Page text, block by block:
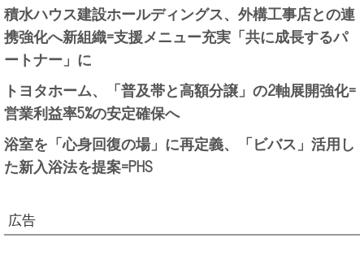
積水ハウス建設ホールディングス、外構工事店との連
携強化へ新組織=支援メニュー充実「共に成長するパ
ートナー」に
トヨタホーム、「普及帯と高額分譲」の2軸展開強化=
営業利益率5%の安定確保へ
浴室を「心身回復の場」に再定義、「ビバス」活用し
た新入浴法を提案=PHS
広告